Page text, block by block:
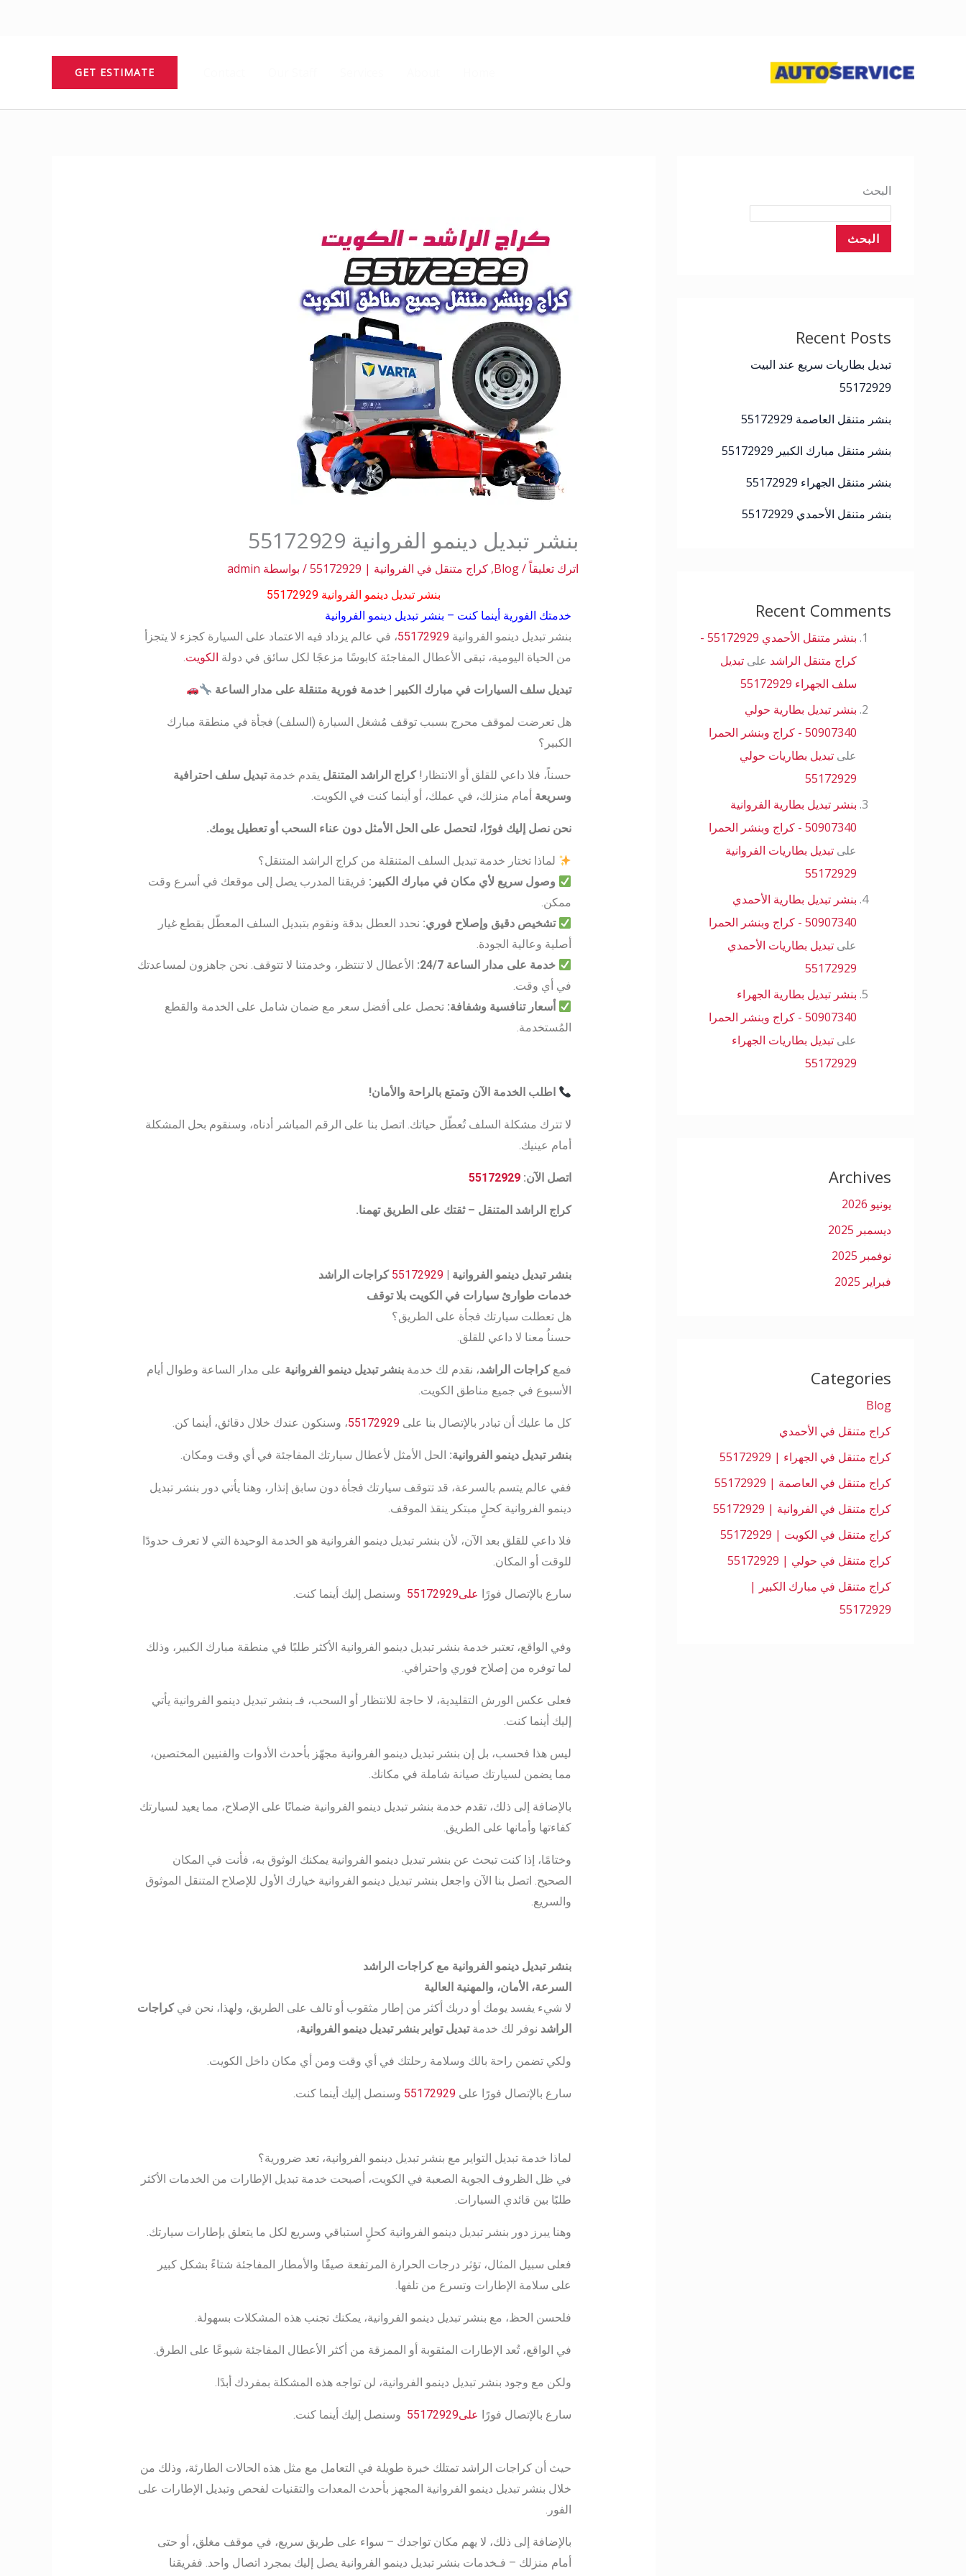
GET ESTIMATE
البحث
البحث
Recent Posts
تبديل بطاريات سريع عند البيت
55172929
بنشر متنقل العاصمة 55172929
بنشر متنقل مبارك الكبير 55172929
بنشر متنقل الجهراء 55172929
بنشر متنقل الأحمدي 55172929
Recent Comments
بنشر متنقل الأحمدي 55172929 -
كراج متنقل الراشد على تبديل
سلف الجهراء 55172929
بنشر تبديل بطارية حولي
50907340 - كراج وبنشر الحمرا
على تبديل بطاريات حولي
55172929
بنشر تبديل بطارية الفروانية
50907340 - كراج وبنشر الحمرا
على تبديل بطاريات الفروانية
55172929
بنشر تبديل بطارية الأحمدي
50907340 - كراج وبنشر الحمرا
على تبديل بطاريات الأحمدي
55172929
بنشر تبديل بطارية الجهراء
50907340 - كراج وبنشر الحمرا
على تبديل بطاريات الجهراء
55172929
Archives
يونيو 2026
ديسمبر 2025
نوفمبر 2025
فبراير 2025
Categories
Blog
كراج متنقل في الأحمدي
كراج متنقل في الجهراء | 55172929
كراج متنقل في العاصمة | 55172929
كراج متنقل في الفروانية | 55172929
كراج متنقل في الكويت | 55172929
كراج متنقل في حولي | 55172929
كراج متنقل في مبارك الكبير |
55172929
بنشر تبديل دينمو الفروانية 55172929
اترك تعليقاً/
Blog
, كراج متنقل في الفروانية | 55172929 / بواسطة admin
بنشر تبديل دينمو الفروانية 55172929
خدمتك الفورية أينما كنت – بنشر تبديل دينمو الفروانية
بنشر تبديل دينمو الفروانية 55172929، في عالم يزداد فيه الاعتماد على السيارة كجزء لا يتجزأ
من الحياة اليومية، تبقى الأعطال المفاجئة كابوسًا مزعجًا لكل سائق في دولة الكويت.
تبديل سلف السيارات في مبارك الكبير | خدمة فورية متنقلة على مدار الساعة
هل تعرضت لموقف محرج بسبب توقف مُشغل السيارة (السلف) فجأة في منطقة مبارك
الكبير؟
حسناً، فلا داعي للقلق أو الانتظار!كراج الراشد المتنقل يقدم خدمةتبديل سلف احترافية
وسريعة أمام منزلك، في عملك، أو أينما كنت في الكويت.
نحن نصل إليك فورًا، لتحصل على الحل الأمثل دون عناء السحب أو تعطيل يومك.
لماذا تختار خدمة تبديل السلف المتنقلة من كراج الراشد المتنقل؟
وصول سريع لأي مكان في مبارك الكبير : فريقنا المدرب يصل إلى موقعك في أسرع وقت
ممكن.
تشخيص دقيق وإصلاح فوري: نحدد العطل بدقة ونقوم بتبديل السلف المعطّل بقطع غيار
أصلية وعالية الجودة.
خدمة على مدار الساعة 24/7
: الأعطال لا تنتظر، وخدمتنا لا تتوقف. نحن جاهزون لمساعدتك
في أي وقت.
أسعار تنافسية وشفافة: تحصل على أفضل سعر مع ضمان شامل على الخدمة والقطع
المُستخدمة.
اطلب الخدمة الآن وتمتع بالراحة والأمان!
لا تترك مشكلة السلف تُعطّل حياتك. اتصل بنا على الرقم المباشر أدناه، وسنقوم بحل المشكلة
أمام عينيك.
اتصل الآن: 55172929
كراج الراشد المتنقل – ثقتك على الطريق تهمنا.
بنشر تبديل دينمو الفروانية | 55172929 كراجات الراشد
خدمات طوارئ سيارات في الكويت بلا توقف
هل تعطلت سيارتك فجأة على الطريق؟
حسناُ معنا لا داعي للقلق.
فمعكراجات الراشد، نقدم لك خدمة بنشر تبديل دينمو الفروانية على مدار الساعة وطوال أيام
الأسبوع في جميع مناطق الكويت.
كل ما عليك أن تبادر بالإتصال بنا على 55172929، وسنكون عندك خلال دقائق، أينما كن.
بنشر تبديل دينمو الفروانية: الحل الأمثل لأعطال سيارتك المفاجئة في أي وقت ومكان.
ففي عالم يتسم بالسرعة، قد تتوقف سيارتك فجأة دون سابق إنذار، وهنا يأتي دور بنشر تبديل
دينمو الفروانية كحلٍ مبتكر ينقذ الموقف.
فلا داعي للقلق بعد الآن، لأن بنشر تبديل دينمو الفروانية هو الخدمة الوحيدة التي لا تعرف حدودًا
للوقت أو المكان.
سارع بالإتصال فورًا على55172929 وسنصل إليك أينما كنت.
وفي الواقع، تعتبر خدمة بنشر تبديل دينمو الفروانية الأكثر طلبًا في منطقة مبارك الكبير، وذلك
لما توفره من إصلاح فوري واحترافي.
فعلى عكس الورش التقليدية، لا حاجة للانتظار أو السحب، فـ بنشر تبديل دينمو الفروانية يأتي
إليك أينما كنت.
ليس هذا فحسب، بل إن بنشر تبديل دينمو الفروانية مجهّز بأحدث الأدوات والفنيين المختصين،
مما يضمن لسيارتك صيانة شاملة في مكانك.
بالإضافة إلى ذلك، تقدم خدمة بنشر تبديل دينمو الفروانية ضمانًا على الإصلاح، مما يعيد لسيارتك
كفاءتها وأمانها على الطريق.
وختامًا، إذا كنت تبحث عن بنشر تبديل دينمو الفروانية يمكنك الوثوق به، فأنت في المكان
الصحيح. اتصل بنا الآن واجعل بنشر تبديل دينمو الفروانية خيارك الأول للإصلاح المتنقل الموثوق
والسريع.
بنشر تبديل دينمو الفروانية مع كراجات الراشد
السرعة، الأمان، والمهنية العالية
لا شيء يفسد يومك أو دربك أكثر من إطار مثقوب أو تالف على الطريق، ولهذا، نحن فيكراجات
الراشد نوفر لك خدمةتبديل تواير بنشر تبديل دينمو الفروانية،
ولكي تضمن راحة بالك وسلامة رحلتك في أي وقت ومن أي مكان داخل الكويت.
سارع بالإتصال فورًا على 55172929 وسنصل إليك أينما كنت.
لماذا خدمة تبديل التواير مع بنشر تبديل دينمو الفروانية، تعد ضرورية؟
في ظل الظروف الجوية الصعبة في الكويت، أصبحت خدمة تبديل الإطارات من الخدمات الأكثر
طلبًا بين قائدي السيارات.
وهنا يبرز دور بنشر تبديل دينمو الفروانية كحلٍ استباقي وسريع لكل ما يتعلق بإطارات سيارتك.
فعلى سبيل المثال، تؤثر درجات الحرارة المرتفعة صيفًا والأمطار المفاجئة شتاءً بشكل كبير
على سلامة الإطارات وتسرع من تلفها.
فلحسن الحظ، مع بنشر تبديل دينمو الفروانية، يمكنك تجنب هذه المشكلات بسهولة.
في الواقع، تُعد الإطارات المثقوبة أو الممزقة من أكثر الأعطال المفاجئة شيوعًا على الطرق.
ولكن مع وجود بنشر تبديل دينمو الفروانية، لن تواجه هذه المشكلة بمفردك أبدًا.
سارع بالإتصال فورًا على55172929 وسنصل إليك أينما كنت.
حيث أن كراجات الراشد تمتلك خبرة طويلة في التعامل مع مثل هذه الحالات الطارئة، وذلك من
خلال بنشر تبديل دينمو الفروانية المجهز بأحدث المعدات والتقنيات لفحص وتبديل الإطارات على
الفور.
بالإضافة إلى ذلك، لا يهم مكان تواجدك – سواء على طريق سريع، في موقف مغلق، أو حتى
أمام منزلك – فـخدمات بنشر تبديل دينمو الفروانية يصل إليك بمجرد اتصال واحد. ففريقنا